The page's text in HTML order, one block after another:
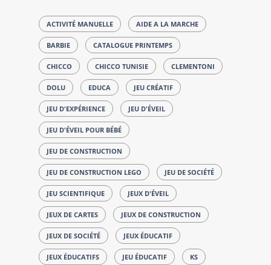
ACTIVITÉ MANUELLE AIDE A LA MARCHE
BARBIE CATALOGUE PRINTEMPS
CHICCO CHICCO TUNISIE CLEMENTONI
DOLU EDUCA JEU CRÉATIF
JEU D'EXPÉRIENCE JEU D'ÉVEIL
JEU D'ÉVEIL POUR BÉBÉ
JEU DE CONSTRUCTION
JEU DE CONSTRUCTION LEGO JEU DE SOCIÉTÉ
JEU SCIENTIFIQUE JEUX D'ÉVEIL
JEUX DE CARTES JEUX DE CONSTRUCTION
JEUX DE SOCIÉTÉ JEUX ÉDUCATIF
JEUX ÉDUCATIFS JEU ÉDUCATIF KS